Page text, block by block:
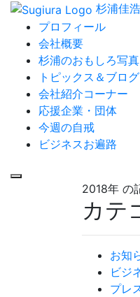
杉浦佳
プロフィール
会社概要
杉浦のおもしろ写真
トピックス＆ブログ
会社紹介コーナー
応援企業・団体
今週の自戒
ビジネスお遍路
2018年 の
カテ
お知
ビジ
プレ